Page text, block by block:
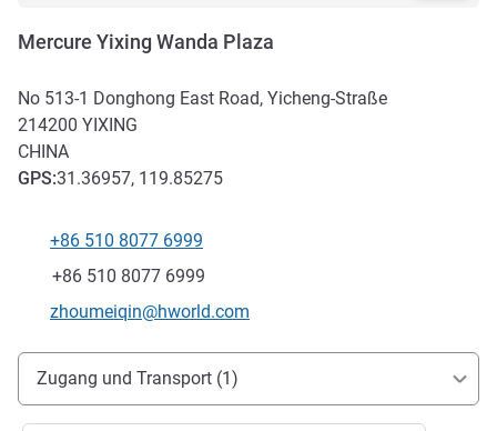
Mercure Yixing Wanda Plaza
No 513-1 Donghong East Road, Yicheng-Straße
214200 YIXING
CHINA
GPS:31.36957, 119.85275
+86 510 8077 6999
Fax
+86 510 8077 6999
Kontakt-E-Mail
zhoumeiqin@hworld.com
Erreichbarkeit und Anbindung
Zugang und Transport (1)